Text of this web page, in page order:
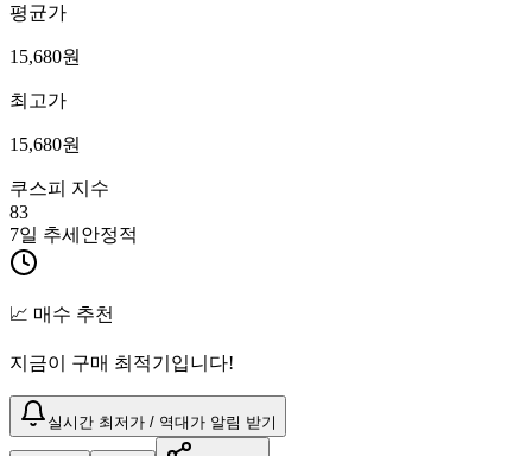
평균가
15,680원
최고가
15,680원
쿠스피 지수
83
7일 추세 안정적
📈 매수 추천
지금이 구매 최적기입니다!
실시간 최저가 / 역대가 알림 받기